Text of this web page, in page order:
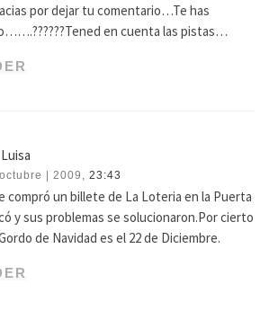
por dejar tu comentario…Te has
en cuenta las pistas…
| 2009, 23:43
compró un billete de La Loteria en la Puerta
y sus problemas se solucionaron.Por cierto
de Navidad es el 22 de Diciembre.